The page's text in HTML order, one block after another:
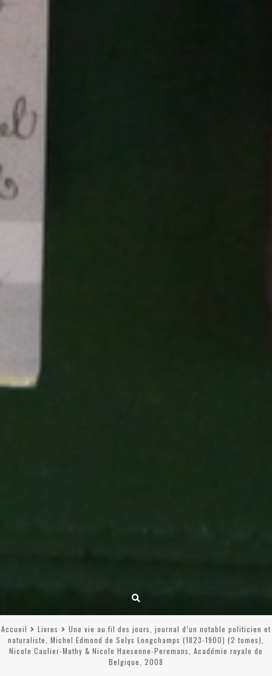
Accueil Livres
Une vie au fil des jours, journal d’un notable politicien et
naturaliste, Michel Edmond de Selys Longchamps (1823-1900) (2 tomes),
Nicole Caulier-Mathy & Nicole Haesenne-Peremans, Académie royale de
Belgique, 2008